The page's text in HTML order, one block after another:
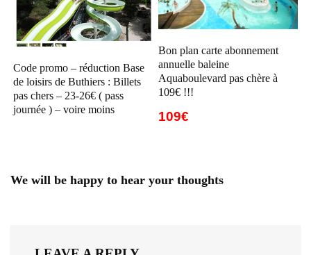
Code promo – réduction Base
de loisirs de Buthiers : Billets
pas chers – 23-26€ ( pass
journée ) – voire moins
Bon plan carte abonnement
annuelle baleine
Aquaboulevard pas chère à
109€ !!!
109€
We will be happy to hear your thoughts